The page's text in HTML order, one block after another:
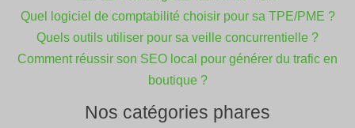
Quel logiciel de comptabilité choisir pour sa TPE/PME ?
Quels outils utiliser pour sa veille concurrentielle ?
Comment réussir son SEO local pour générer du trafic en
boutique ?
Nos catégories phares